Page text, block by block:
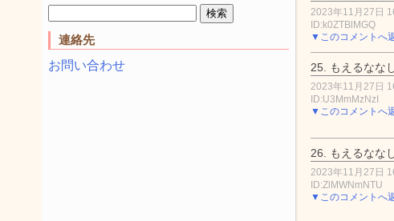
連絡先
お問い合わせ
2023年11月27日
ID:k0ZTBlMGQ
▼このコメントへ
25. もえるなな
2023年11月27日
ID:U3MmMzNzI
▼このコメントへ
26. もえるなな
2023年11月27日
ID:ZlMWNmNTU
▼このコメントへ